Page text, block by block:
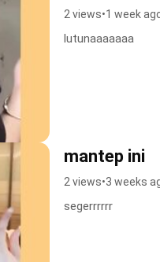
2 views•1 week
lutunaaaaaaa
mantep ini
2 views•3 weeks
segerrrrrr